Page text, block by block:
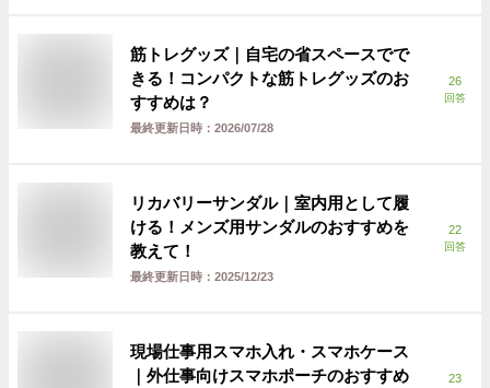
筋トレグッズ｜自宅の省スペースでで
きる！コンパクトな筋トレグッズのお
すすめは？
最終更新日時： 2026/07/28
26
回答
リカバリーサンダル｜室内用として履
ける！メンズ用サンダルのおすすめを
教えて！
最終更新日時： 2025/12/23
22
回答
現場仕事用スマホ入れ・スマホケース
｜外仕事向けスマホポーチのおすすめ
23